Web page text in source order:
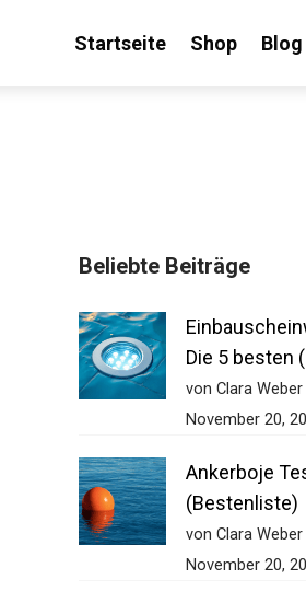
Startseite Shop Blog
Beliebte Beiträge
Test: Die 5
(Bestenliste)
von Clara Weber
Ankerboje
(Bestenliste)
von Clara Weber